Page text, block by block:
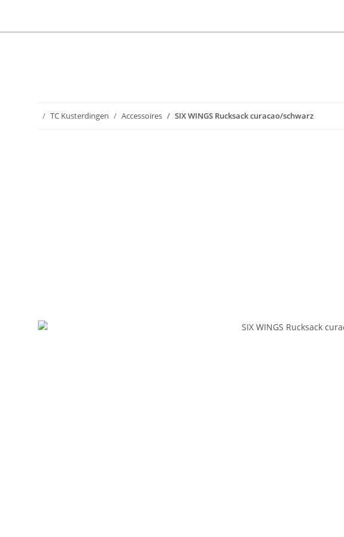
TC Kusterdingen Accessoires SIX WINGS Rucksack curacao/schwarz